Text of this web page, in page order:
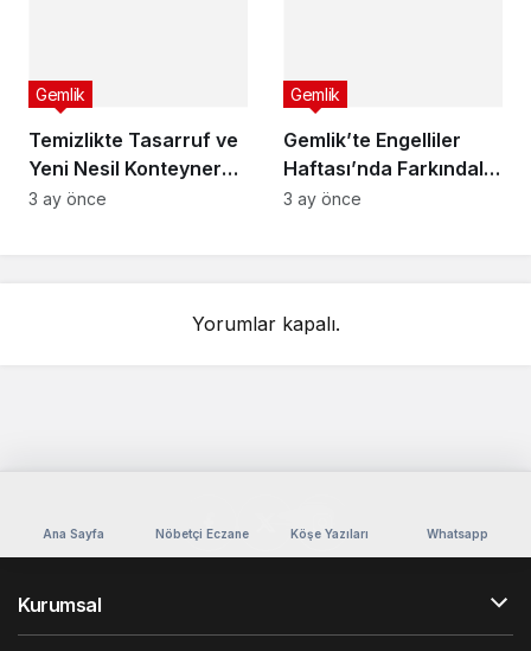
Temizlikte Tasarruf ve
Yeni Nesil Konteyner
Dönüşümü
Gemlik
3 ay önce
Gemlik’te Engelliler
Haftası’nda Farkındalık
Söyleşisi
Gemlik
3 ay önce
Yorumlar kapalı.
Ana Sayfa Nöbetçi Eczane Köşe Yazıları Whatsapp
Kurumsal